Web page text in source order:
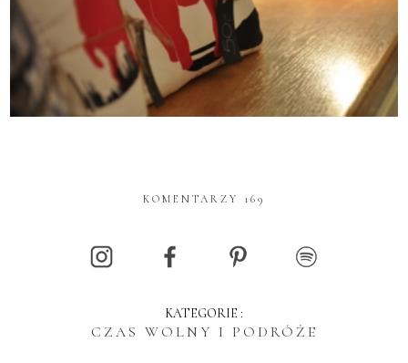
KOMENTARZY 169
KATEGORIE :
CZAS WOLNY I PODRÓŻE